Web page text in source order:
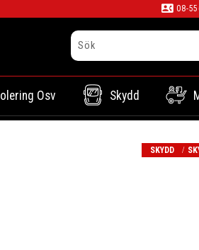
contact_phone 08-
Osv Skydd
SKYDD